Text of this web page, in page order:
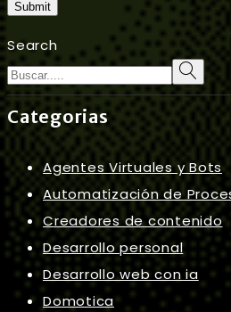
Submit
Search
Categorias
Agentes Virtuales y Bots
Automatización de
Creadores de contenido
Desarrollo personal
Desarrollo web con ia
Domotica